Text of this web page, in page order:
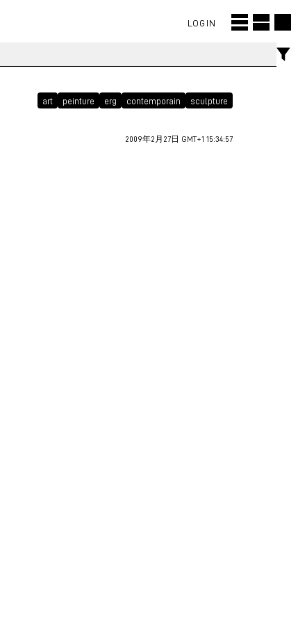
LOGIN
art peinture erg contemporain sculpture
2009年2月27日 GMT+1 15:34:57